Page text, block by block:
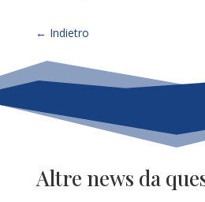
← Indietro
Altre news da